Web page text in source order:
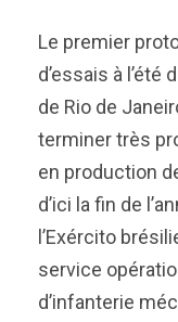
Le premier
d’essais à l’été
de Rio de
terminer très
en production
d’ici la fin de
l’Exército
service
d’infanterie